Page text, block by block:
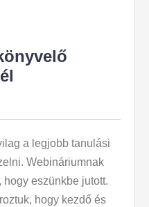
a legjobb tanulási
Webináriumnak
eszünkbe jutott.
hogy kezdő és